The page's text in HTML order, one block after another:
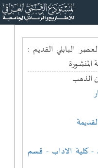
البابلي القديم :
الذهب
- كلية الاداب - قسم